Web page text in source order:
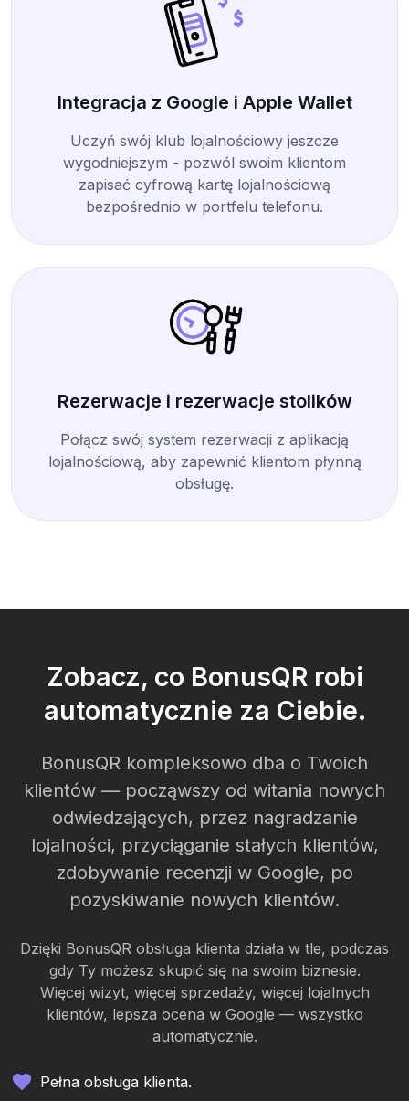
Integracja z Google i Apple Wallet
Uczyń swój klub lojalnościowy jeszcze
wygodniejszym - pozwól swoim klientom
zapisać cyfrową kartę lojalnościową
bezpośrednio w portfelu telefonu.
Rezerwacje i rezerwacje stolików
Połącz swój system rezerwacji z aplikacją
lojalnościową, aby zapewnić klientom płynną
obsługę.
Zobacz, co BonusQR robi
automatycznie za Ciebie.
BonusQR kompleksowo dba o Twoich
klientów — począwszy od witania nowych
odwiedzających, przez nagradzanie
lojalności, przyciąganie stałych klientów,
zdobywanie recenzji w Google, po
pozyskiwanie nowych klientów.
Dzięki BonusQR obsługa klienta działa w tle, podczas
gdy Ty możesz skupić się na swoim biznesie.
Więcej wizyt, więcej sprzedaży, więcej lojalnych
klientów, lepsza ocena w Google — wszystko
automatycznie.
Pełna obsługa klienta.